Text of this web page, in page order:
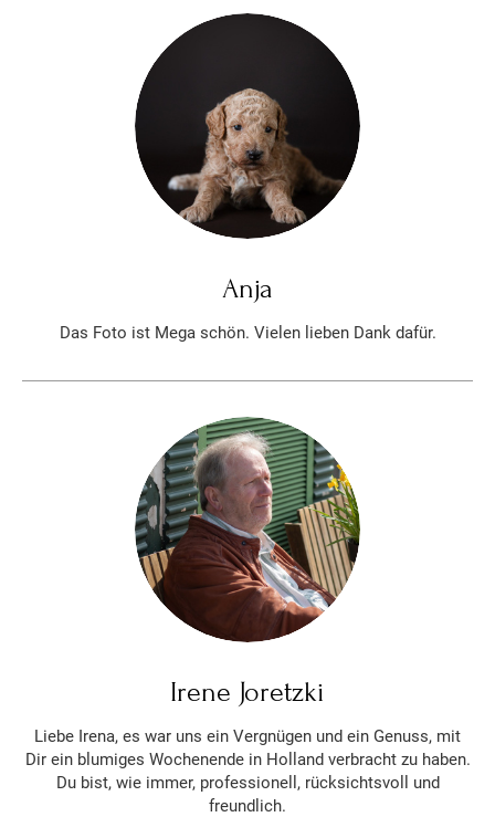
Anja
Das Foto ist Mega schön. Vielen lieben Dank dafür.
Irene Joretzki
Liebe Irena, es war uns ein Vergnügen und ein Genuss, mit
Dir ein blumiges Wochenende in Holland verbracht zu haben.
Du bist, wie immer, professionell, rücksichtsvoll und
freundlich.